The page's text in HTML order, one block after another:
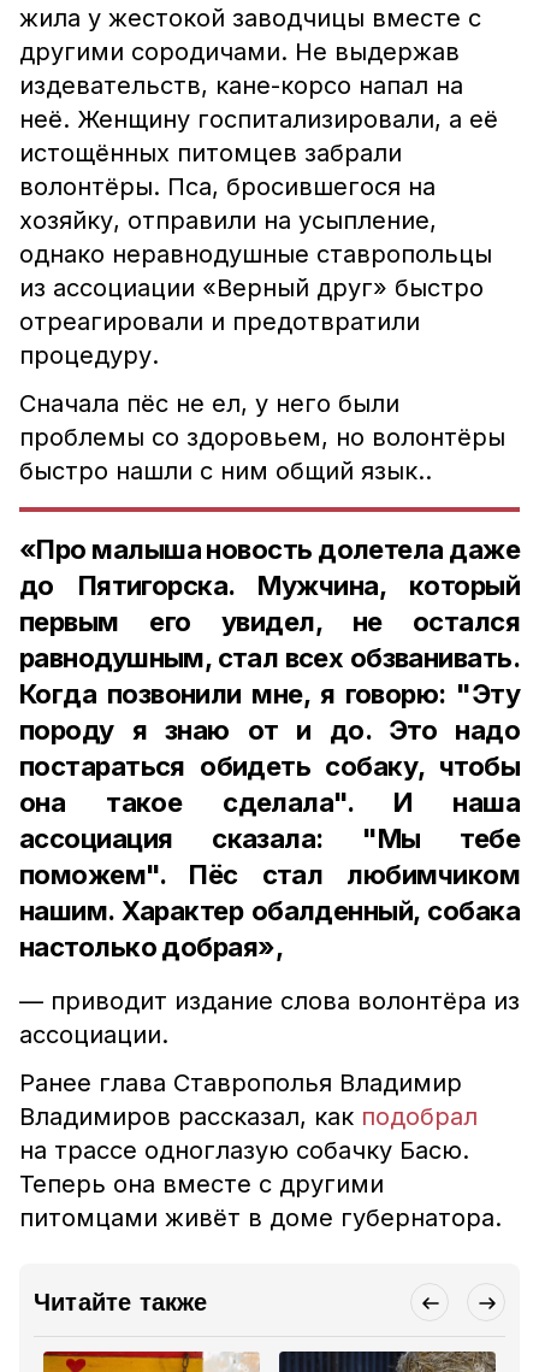
жила у жестокой заводчицы вместе с
другими сородичами. Не выдержав
издевательств, кане-корсо напал на
неё. Женщину госпитализировали, а её
истощённых питомцев забрали
волонтёры. Пса, бросившегося на
хозяйку, отправили на усыпление,
однако неравнодушные ставропольцы
из ассоциации «Верный друг» быстро
отреагировали и предотвратили
процедуру.
Сначала пёс не ел, у него были
проблемы со здоровьем, но волонтёры
быстро нашли с ним общий язык..
«Про малыша новость долетела даже
до Пятигорска. Мужчина, который
первым его увидел, не остался
равнодушным, стал всех обзванивать.
Когда позвонили мне, я говорю: "Эту
породу я знаю от и до. Это надо
постараться обидеть собаку, чтобы
она такое сделала". И наша
ассоциация сказала: "Мы тебе
поможем". Пёс стал любимчиком
нашим. Характер обалденный, собака
настолько добрая»,
— приводит издание слова волонтёра из
ассоциации.
Ранее глава Ставрополья Владимир
Владимиров рассказал, как подобрал
на трассе одноглазую собачку Басю.
Теперь она вместе с другими
питомцами живёт в доме губернатора.
Читайте также